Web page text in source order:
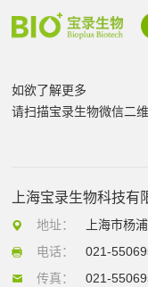
如欲了解更多
请扫描宝录生物微信二维
上海宝录生物科技有
地址：
上海市杨
电话：
021-
传真：
021-